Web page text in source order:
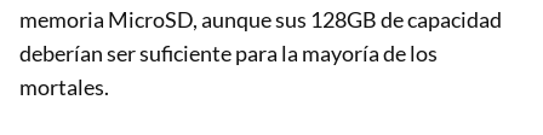
memoria MicroSD, aunque sus 128GB de capacidad
deberían ser suficiente para la mayoría de los
mortales.